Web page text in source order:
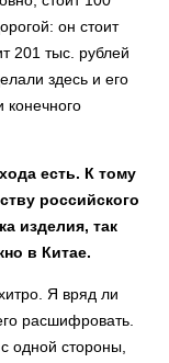
он стоит
201 тыс. рублей
здесь и его
конечного
есть. К тому
российского
изделия, так
в Китае.
Я вряд ли
расшифровать.
одной стороны,